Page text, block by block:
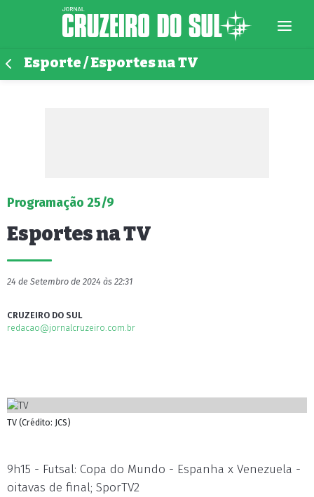
Esporte / Esportes na TV
Programação 25/9
Esportes na TV
24 de Setembro de 2024 às 22:31
CRUZEIRO DO SUL
redacao@jornalcruzeiro.com.br
TV (Crédito: JCS)
9h15 - Futsal: Copa do Mundo - Espanha x Venezuela -
oitavas de final; SporTV2